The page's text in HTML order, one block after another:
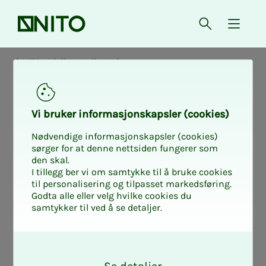
Forsiden Åpne søk
{
NITO ved ditt studiested
Vi bru­­­ker in­­­for­­­ma­­­sjons­­­kaps­­­­­ler (cookies)
Nødvendige informasjonskapsler (cookies)
sørger for at denne nettsiden fungerer som
den skal.
I tillegg ber vi om samtykke til å bruke cookies
til personalisering og tilpasset markedsføring.
Godta alle eller velg hvilke cookies du
samtykker til ved å se detaljer.